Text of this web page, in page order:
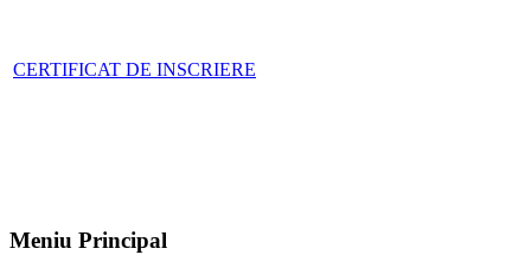
CERTIFICAT DE INSCRIERE
Meniu Principal